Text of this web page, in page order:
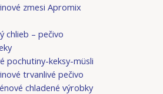
zmesi Apromix
chlieb – pečivo
pochutiny-keksy-müsli
trvanlivé pečivo
chladené výrobky